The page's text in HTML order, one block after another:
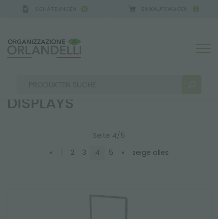
0 0
SUCHERGEBNISSE: Sortieren nach:
DISPLAYS
Seite 4/5
«
1 2 3 4 5 » zeige alles